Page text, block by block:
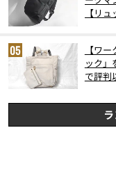
【リ
【ワ
ック」
で評判